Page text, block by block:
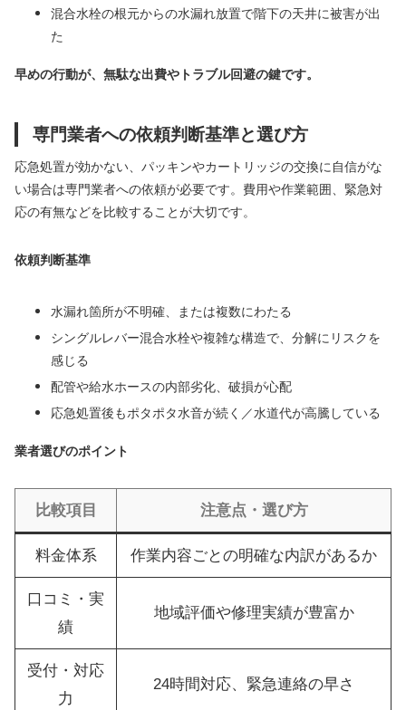
混合水栓の根元からの水漏れ放置で階下の天井に被害が出
た
早めの行動が、無駄な出費やトラブル回避の鍵です。
専門業者への依頼判断基準と選び方
応急処置が効かない、パッキンやカートリッジの交換に自信がな
い場合は専門業者への依頼が必要です。費用や作業範囲、緊急対
応の有無などを比較することが大切です。
依頼判断基準
水漏れ箇所が不明確、または複数にわたる
シングルレバー混合水栓や複雑な構造で、分解にリスクを
感じる
配管や給水ホースの内部劣化、破損が心配
応急処置後もポタポタ水音が続く／水道代が高騰している
業者選びのポイント
比較項目 注意点・選び方
料金体系 作業内容ごとの明確な内訳があるか
口コミ・実
績
地域評価や修理実績が豊富か
受付・対応
力
24時間対応、緊急連絡の早さ